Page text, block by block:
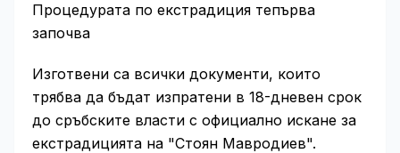
Процедурата по екстрадиция тепърва
започва
Изготвени са всички документи, които
трябва да бъдат изпратени в 18-дневен срок
до сръбските власти с официално искане за
екстрадицията на "Стоян Мавродиев".